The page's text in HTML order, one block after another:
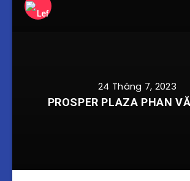
24 Tháng 7, 2023
PROSPER PLAZA PHAN